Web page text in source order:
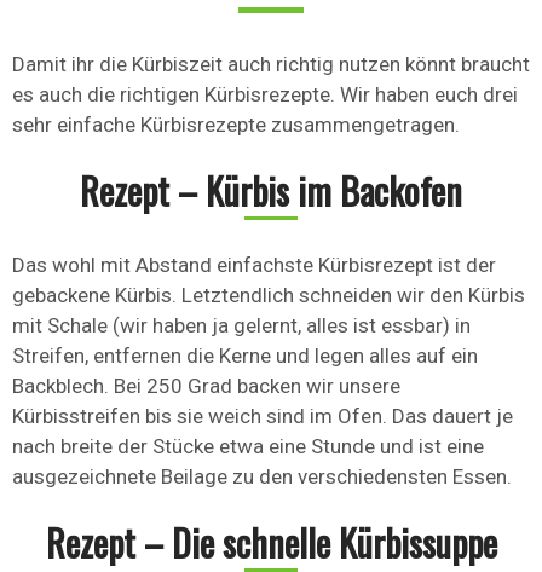
Damit ihr die Kürbiszeit auch richtig nutzen könnt braucht
es auch die richtigen Kürbisrezepte. Wir haben euch drei
sehr einfache Kürbisrezepte zusammengetragen.
Rezept – Kürbis im Backofen
Das wohl mit Abstand einfachste Kürbisrezept ist der
gebackene Kürbis. Letztendlich schneiden wir den Kürbis
mit Schale (wir haben ja gelernt, alles ist essbar) in
Streifen, entfernen die Kerne und legen alles auf ein
Backblech. Bei 250 Grad backen wir unsere
Kürbisstreifen bis sie weich sind im Ofen. Das dauert je
nach breite der Stücke etwa eine Stunde und ist eine
ausgezeichnete Beilage zu den verschiedensten Essen.
Rezept – Die schnelle Kürbissuppe